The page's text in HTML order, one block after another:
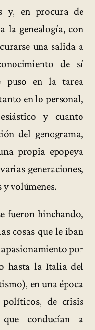
y, en procura de
la genealogía, con
una salida a
de sí
puso en la tarea
en lo personal,
y cuanto
del genograma,
propia epopeya
generaciones,
y volúmenes.
fueron hinchando,
cosas que le iban
por
hasta la Italia del
en una época
políticos, de crisis
conducían a